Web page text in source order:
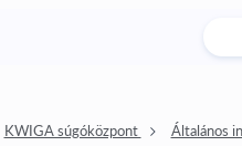
KWIGA súgóközpont Általános